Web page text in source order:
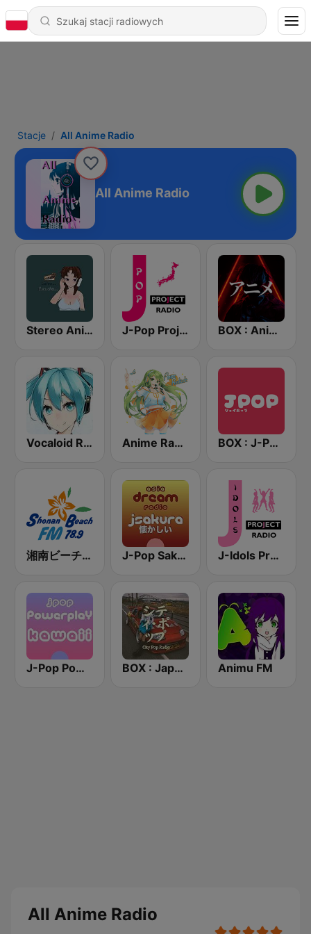
Stacje All Anime Radio
All Anime Radio
Stereo Anime J-Pop Project Radio BOX : Anime Radio -アニメラジオ
Vocaloid Radio Anime Radio BOX : J-POP Radio - ジェイポップ 無線
湘南ビーチFM (Shonan Beach FM) J-Pop Sakura 懐かしい J-Idols Project Radio
J-Pop Powerplay Kawaii BOX : Japan City Pop -日本のシティポップ Animu FM
All Anime Radio